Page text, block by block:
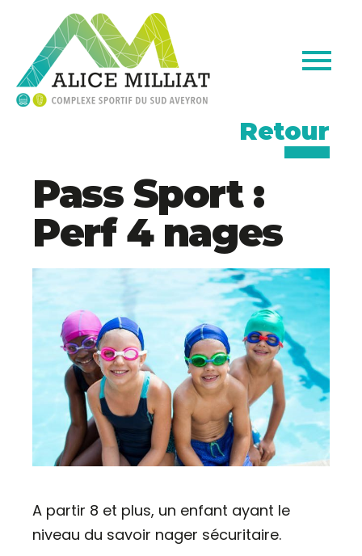
Retour
Pass Sport :
Perf 4 nages
A partir 8 et plus, un enfant ayant le
niveau du savoir nager sécuritaire.